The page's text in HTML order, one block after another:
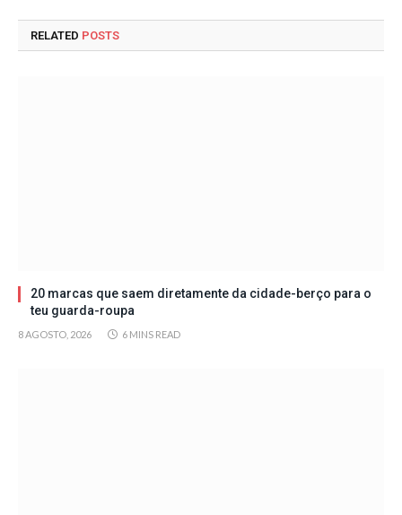
RELATED POSTS
20 marcas que saem diretamente da cidade-berço para o
teu guarda-roupa
8 AGOSTO, 2026 6 MINS READ